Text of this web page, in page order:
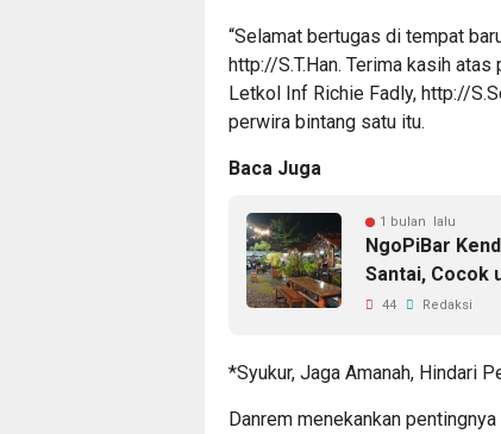
“Selamat bertugas di tempat
http://S.T.Han. Terima kasih
Letkol Inf Richie Fadly, http://
perwira bintang satu itu.
Baca Juga
1 bulan lalu
NgoPiBar
Santai, Cocok
44 Redaksi
*Syukur, Jaga Amanah, Hindari
Danrem menekankan